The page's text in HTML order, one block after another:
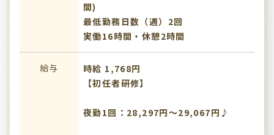
間)
最低勤務日数（週）2回
実働16時間・休憩2時間
給与
時給 1,768円
【初任者研修】
夜勤1回：28,297円～29,067円♪